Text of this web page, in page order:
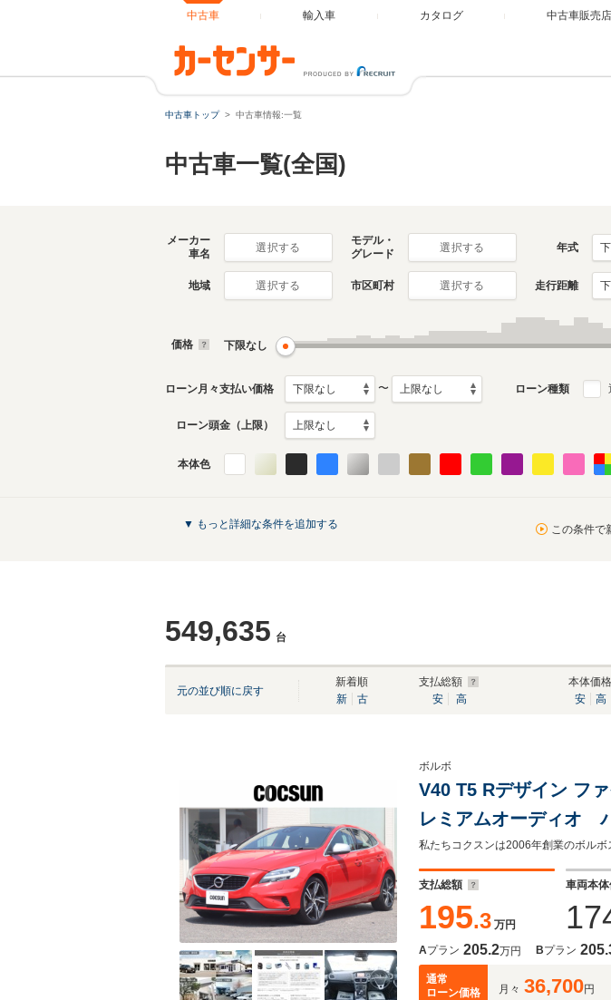
中古車 輸入車 カタログ 中古車販売店
中古車トップ 中古車情報:一覧
中古車一覧(全国)
メーカー
車名
選択する
モデル・
グレード
選択する 年式
地域 選択する 市区町村 選択する 走行距離
価格 下限なし
ローン月々支払い価格 〜 ローン種類
ローン頭金（上限）
本体色
▼ もっと詳細な条件を追加する この条件で
549,635 台
元の並び順に戻す
新着順
新
古
支払総額
安
高
本体価格
安
高
ボルボ
V40 T5 Rデザイン フ
レミアムオーディオ
ビゲーション リアビ
ー パワーシート 禁
私たちコクスンは2006年創業のボルボ
支払総額
195.3 万円
車両本
Aプラン 205.2万円 Bプラン
通常
ローン価格
月々 36,700円